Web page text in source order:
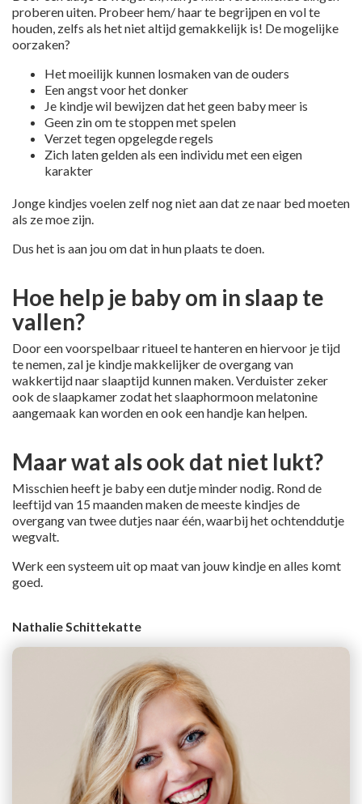
proberen uiten. Probeer hem/ haar te begrijpen en vol te
houden, zelfs als het niet altijd gemakkelijk is! De mogelijke
oorzaken?
Het moeilijk kunnen losmaken van de ouders
Een angst voor het donker
Je kindje wil bewijzen dat het geen baby meer is
Geen zin om te stoppen met spelen
Verzet tegen opgelegde regels
Zich laten gelden als een individu met een eigen
karakter
Jonge kindjes voelen zelf nog niet aan dat ze naar bed moeten
als ze moe zijn.
Dus het is aan jou om dat in hun plaats te doen.
Hoe help je baby om in slaap te
vallen?
Door een voorspelbaar ritueel te hanteren en hiervoor je tijd
te nemen, zal je kindje makkelijker de overgang van
wakkertijd naar slaaptijd kunnen maken. Verduister zeker
ook de slaapkamer zodat het slaaphormoon melatonine
aangemaak kan worden en ook een handje kan helpen.
Maar wat als ook dat niet lukt?
Misschien heeft je baby een dutje minder nodig. Rond de
leeftijd van 15 maanden maken de meeste kindjes de
overgang van twee dutjes naar één, waarbij het ochtenddutje
wegvalt.
Werk een systeem uit op maat van jouw kindje en alles komt
goed.
Nathalie Schittekatte